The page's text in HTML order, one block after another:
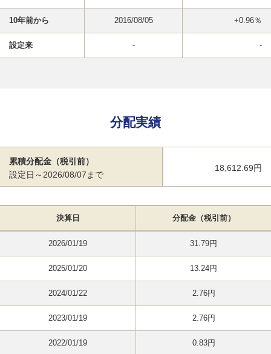
10年前から 2016/08/05 +0.96％
設定来 - -
分配実績
累積分配金（税引前）
設定日～2026/08/07まで
18,612.69円
決算日 分配金（税引前）
2026/01/19 31.79円
2025/01/20 13.24円
2024/01/22 2.76円
2023/01/19 2.76円
2022/01/19 0.83円